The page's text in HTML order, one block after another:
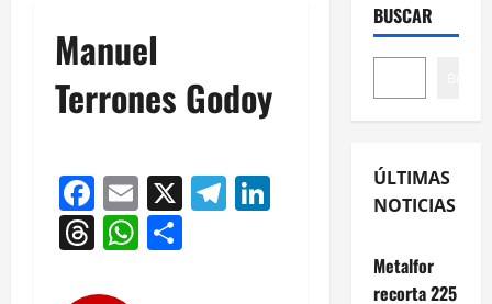
Manuel
Terrones Godoy
Facebook
Email
X Telegram
LinkedIn
Threads
WhatsApp
BUSCAR
ÚLTIMAS
NOTICIAS
Metalfor
recorta 225